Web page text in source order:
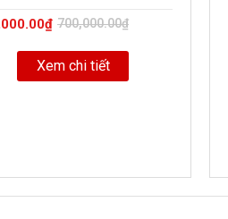
700,000.00₫
₫
Xem chi tiết